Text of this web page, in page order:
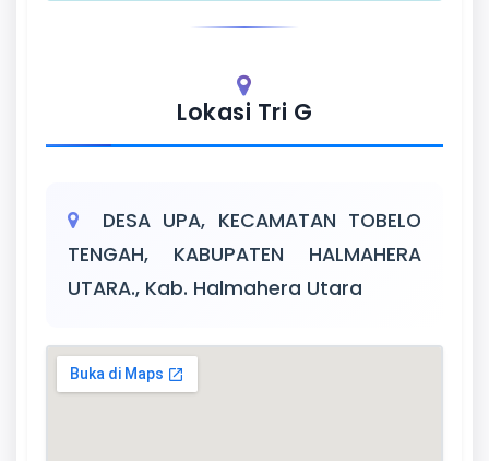
Lokasi Tri G
DESA UPA, KECAMATAN TOBELO
TENGAH, KABUPATEN HALMAHERA
UTARA., Kab. Halmahera Utara